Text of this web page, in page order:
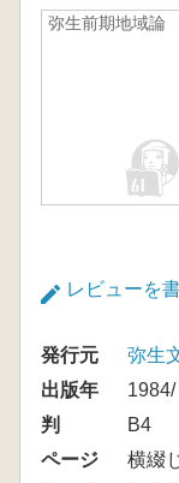
弥生前期地域論
レビューを書
発行元
弥生
出版年
1984/
判
B4
ページ
横綴